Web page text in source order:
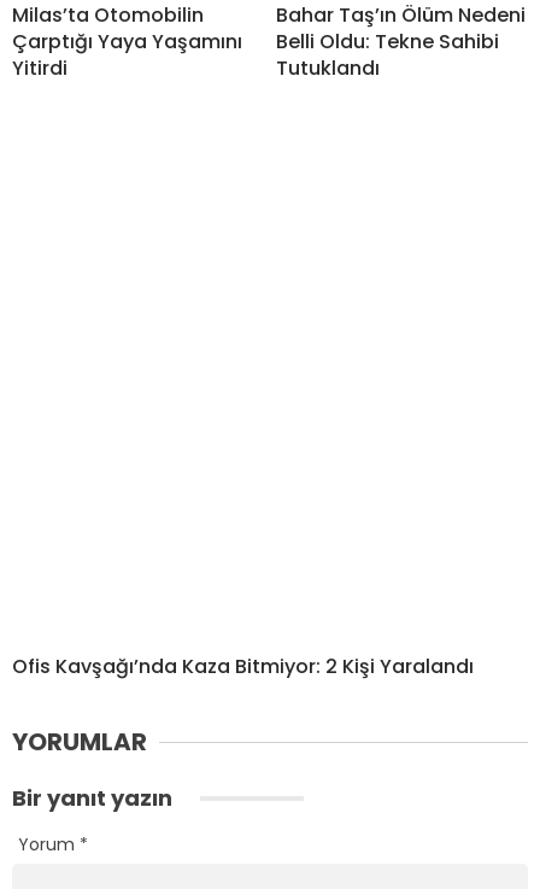
Milas’ta Otomobilin
Çarptığı Yaya Yaşamını
Yitirdi
Bahar Taş’ın Ölüm Nedeni
Belli Oldu: Tekne Sahibi
Tutuklandı
Ofis Kavşağı’nda Kaza Bitmiyor: 2 Kişi Yaralandı
YORUMLAR
Bir yanıt yazın
Yorum *